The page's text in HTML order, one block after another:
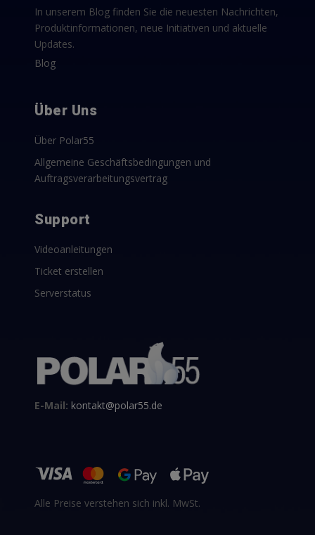
In unserem Blog finden Sie die neuesten Nachrichten,
Produktinformationen, neue Initiativen und aktuelle
Updates.
Blog
Über Uns
Über Polar55
Allgemeine Geschäftsbedingungen und
Auftragsverarbeitungsvertrag
Support
Videoanleitungen
Ticket erstellen
Serverstatus
E-Mail: kontakt@polar55.de
Alle Preise verstehen sich inkl. MwSt.